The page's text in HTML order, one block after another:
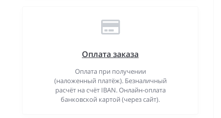
Оплата заказа
Оплата при получении
(наложенный платёж). Безналичный
расчёт на счёт IBAN. Онлайн-оплата
банковской картой (через сайт).